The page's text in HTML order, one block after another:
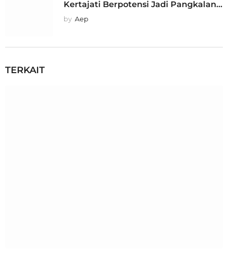
Kertajati Berpotensi Jadi Pangkalan...
by Aep
TERKAIT